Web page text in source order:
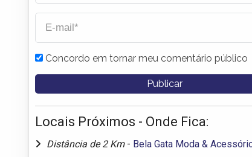
Concordo em tornar meu comentário público
Locais Próximos - Onde Fica:
Distância de 2 Km - Bela Gata Moda &